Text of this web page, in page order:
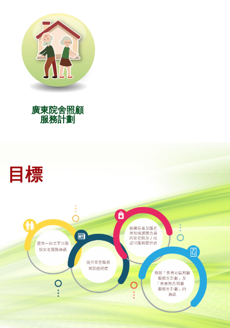
廣東院舍照顧
服務計劃
目標